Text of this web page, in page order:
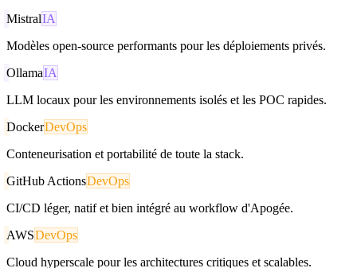
MistralIA
Modèles open-source performants pour les déploiements privés.
OllamaIA
LLM locaux pour les environnements isolés et les POC rapides.
DockerDevOps
Conteneurisation et portabilité de toute la stack.
GitHub ActionsDevOps
CI/CD léger, natif et bien intégré au workflow d'Apogée.
AWSDevOps
Cloud hyperscale pour les architectures critiques et scalables.